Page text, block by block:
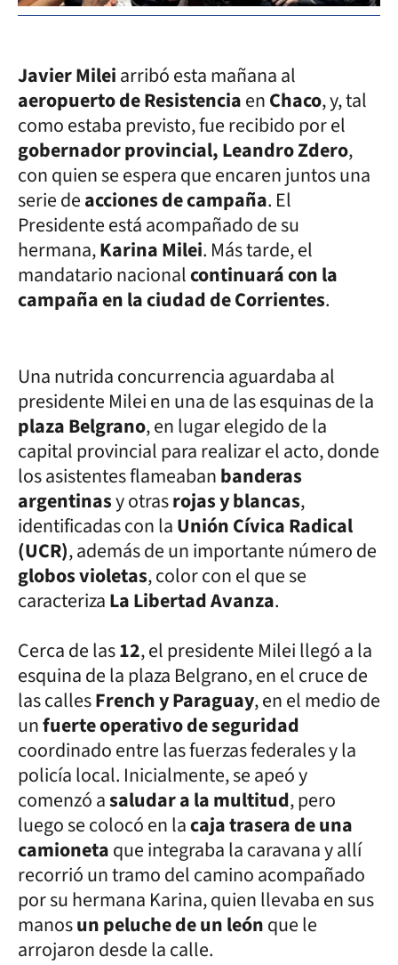
Javier Mileiarribó esta mañana al
aeropuerto de ResistenciaenChaco, y, tal
como estaba previsto, fue recibido por el
gobernador provincial, Leandro Zdero,
con quien se espera que encaren juntos una
serie deacciones de campaña. El
Presidente está acompañado de su
hermana,Karina Milei. Más tarde, el
mandatario nacionalcontinuará con la
campaña en la ciudad de Corrientes.
Una nutrida concurrencia aguardaba al
presidente Milei en una de las esquinas de la
plaza Belgrano, en lugar elegido de la
capital provincial para realizar el acto, donde
los asistentes flameabanbanderas
argentinasy otrasrojas y blancas,
identificadas con laUnión Cívica Radical
(UCR), además de un importante número de
globos violetas, color con el que se
caracterizaLa Libertad Avanza.
Cerca de las12, el presidente Milei llegó a la
esquina de la plaza Belgrano, en el cruce de
las callesFrench y Paraguay, en el medio de
unfuerte operativo de seguridad
coordinado entre las fuerzas federales y la
policía local. Inicialmente, se apeó y
comenzó asaludar a la multitud, pero
luego se colocó en lacaja trasera de una
camionetaque integraba la caravana y allí
recorrió un tramo del camino acompañado
por su hermana Karina, quien llevaba en sus
manosun peluche de un leónque le
arrojaron desde la calle.